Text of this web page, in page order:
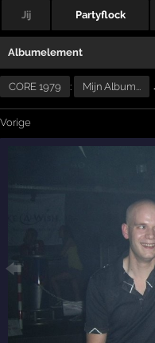
Jij Partyflock
Albumelement
CORE 1979 : Mijn Album...
Vorige